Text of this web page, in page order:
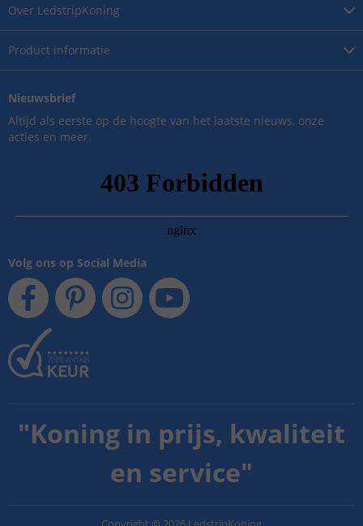
Over LedstripKoning
Product informatie
Nieuwsbrief
Altijd als eerste op de hoogte van het laatste nieuws, onze
acties en meer.
Volg ons op Social Media
"Koning in prijs, kwaliteit
en service"